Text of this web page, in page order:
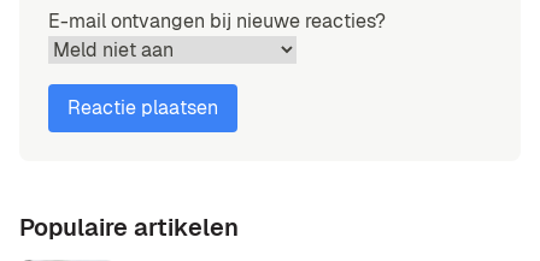
E-mail ontvangen bij nieuwe reacties?
Populaire artikelen